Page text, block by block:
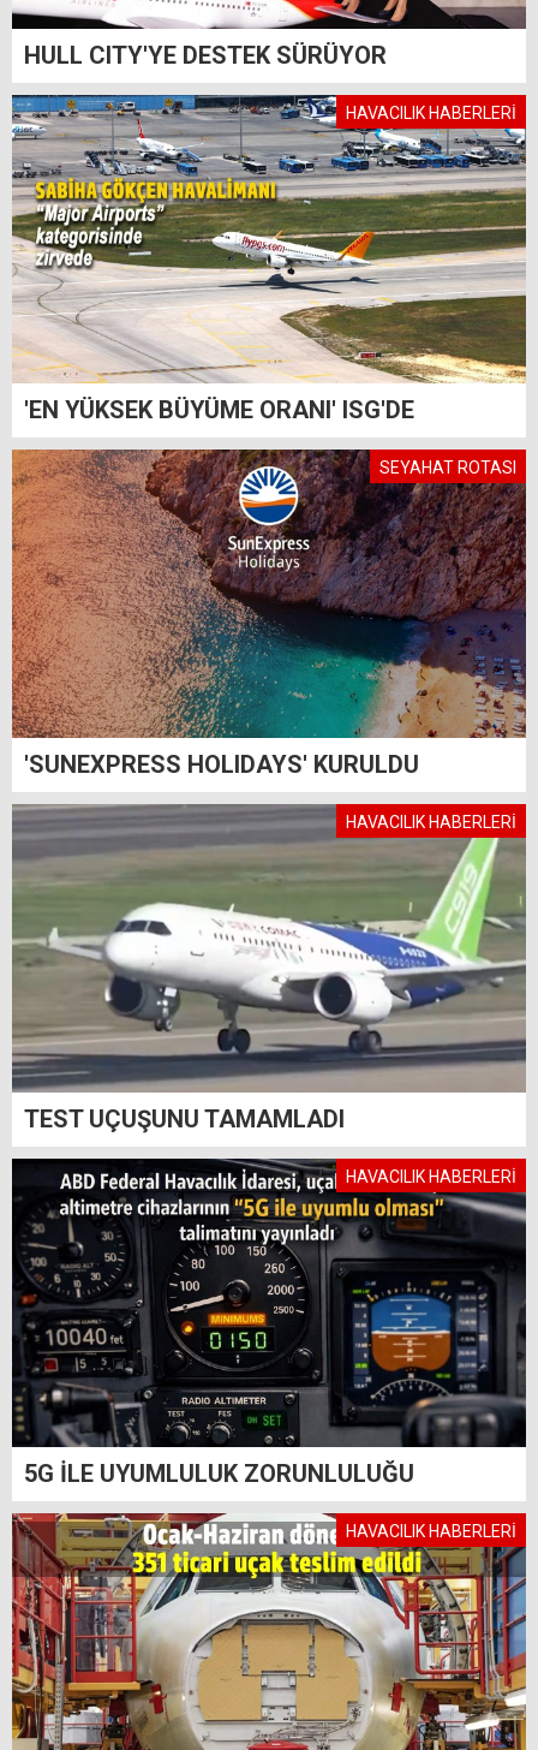
HULL CITY'YE DESTEK SÜRÜYOR
HAVACILIK HABERLERİ
'EN YÜKSEK BÜYÜME ORANI' ISG'DE
SEYAHAT ROTASI
'SUNEXPRESS HOLIDAYS' KURULDU
HAVACILIK HABERLERİ
TEST UÇUŞUNU TAMAMLADI
HAVACILIK HABERLERİ
5G İLE UYUMLULUK ZORUNLULUĞU
HAVACILIK HABERLERİ